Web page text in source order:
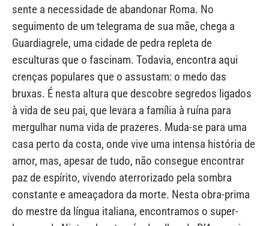
sente a necessidade de abandonar Roma. No
seguimento de um telegrama de sua mãe, chega a
Guardiagrele, uma cidade de pedra repleta de
esculturas que o fascinam. Todavia, encontra aqui
crenças populares que o assustam: o medo das
bruxas. É nesta altura que descobre segredos ligados
à vida de seu pai, que levara a família à ruína para
mergulhar numa vida de prazeres. Muda-se para uma
casa perto da costa, onde vive uma intensa história de
amor, mas, apesar de tudo, não consegue encontrar
paz de espírito, vivendo aterrorizado pela sombra
constante e ameaçadora da morte. Nesta obra-prima
do mestre da língua italiana, encontramos o super-